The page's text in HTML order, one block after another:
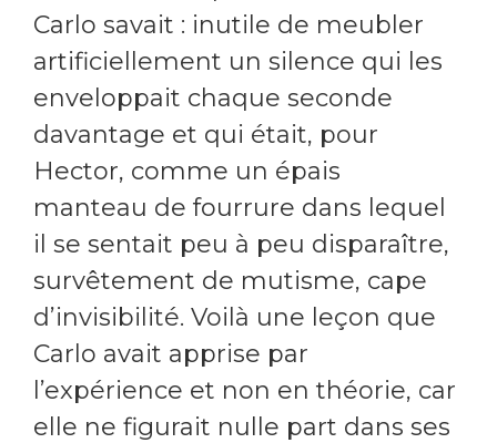
Carlo savait : inutile de meubler
artificiellement un silence qui les
enveloppait chaque seconde
davantage et qui était, pour
Hector, comme un épais
manteau de fourrure dans lequel
il se sentait peu à peu disparaître,
survêtement de mutisme, cape
d’invisibilité. Voilà une leçon que
Carlo avait apprise par
l’expérience et non en théorie, car
elle ne figurait nulle part dans ses